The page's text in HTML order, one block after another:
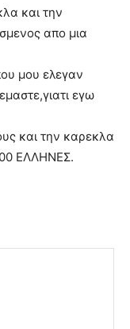
και την
απο μια
μου ελεγαν
εγω
και την καρεκλα
ΕΛΛΗΝΕΣ.